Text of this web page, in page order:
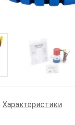
Характеристики